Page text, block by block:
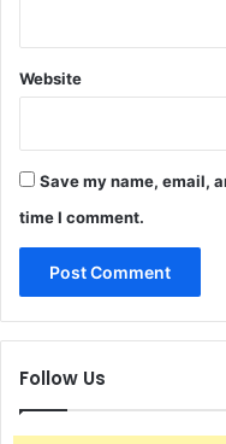
Website
Save my name, email,
time I comment.
Follow Us